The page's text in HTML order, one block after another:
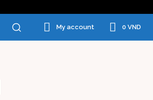
My account 0 VND